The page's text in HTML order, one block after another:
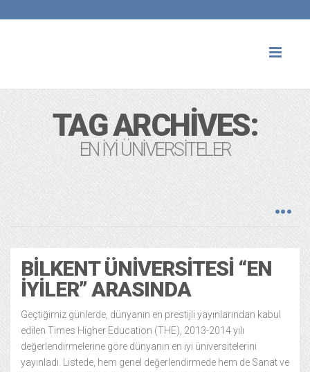
TAG ARCHIVES:
EN IYI ÜNIVERSITELER
BILKENT ÜNIVERSITESI “EN
İYILER” ARASINDA
Geçtiğimiz günlerde, dünyanın en prestijli yayınlarından kabul
edilen Times Higher Education (THE), 2013-2014 yılı
değerlendirmelerine göre dünyanın en iyi üniversitelerini
yayınladı. Listede, hem genel değerlendirmede hem de Sanat ve